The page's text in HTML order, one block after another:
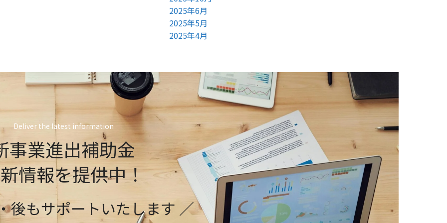
2025年6月
2025年5月
2025年4月
Deliver the latest information
事業進出補助金
情報を提供中！
後もサポートいたします ／